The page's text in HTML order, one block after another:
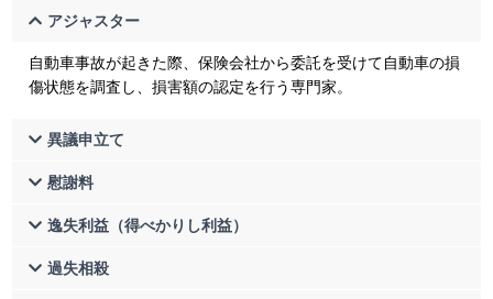
アジャスター
自動車事故が起きた際、保険会社から委託を受けて自動車の損
傷状態を調査し、損害額の認定を行う専門家。
異議申立て
慰謝料
逸失利益（得べかりし利益）
過失相殺